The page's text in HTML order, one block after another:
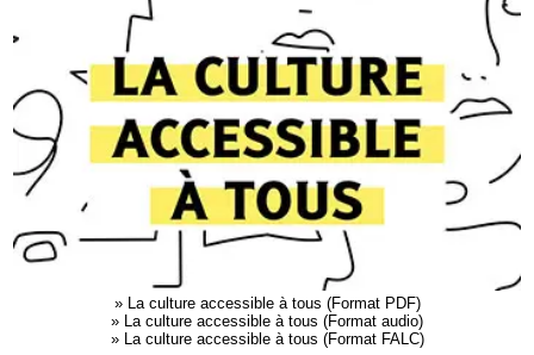
» La culture accessible à tous (Format PDF)
» La culture accessible à tous (Format audio)
» La culture accessible à tous (Format FALC)